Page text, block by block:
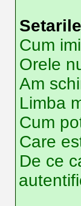
Cum
Orele
Am
Limba
Cum
Care
De ce